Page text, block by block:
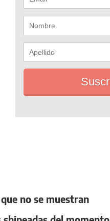
no se muestran